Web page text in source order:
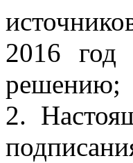
2016
решению;
2.